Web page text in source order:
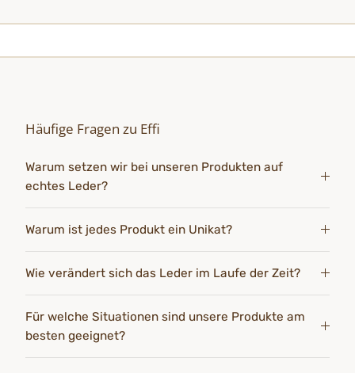
Häufige Fragen zu Effi
Warum setzen wir bei unseren Produkten auf
echtes Leder?
Warum ist jedes Produkt ein Unikat?
Wie verändert sich das Leder im Laufe der Zeit?
Für welche Situationen sind unsere Produkte am
besten geeignet?